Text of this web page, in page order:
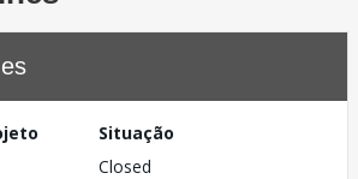
Situação
Closed